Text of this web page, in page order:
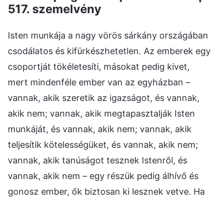
517. szemelvény
Isten munkája a nagy vörös sárkány országában
csodálatos és kifürkészhetetlen. Az emberek egy
csoportját tökéletesíti, másokat pedig kivet,
mert mindenféle ember van az egyházban –
vannak, akik szeretik az igazságot, és vannak,
akik nem; vannak, akik megtapasztalják Isten
munkáját, és vannak, akik nem; vannak, akik
teljesítik kötelességüket, és vannak, akik nem;
vannak, akik tanúságot tesznek Istenről, és
vannak, akik nem – egy részük pedig álhívő és
gonosz ember, ők biztosan ki lesznek vetve. Ha